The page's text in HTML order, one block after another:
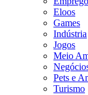
Eloos
Games
Indústria
Jogos
Meio
Pets e
Turismo